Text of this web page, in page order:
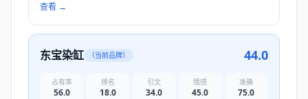
查看 →
东宝染缸 （当前品牌） 44.0
占有率
56.0
排名
18.0
引文
34.0
情感
45.0
准确
75.0